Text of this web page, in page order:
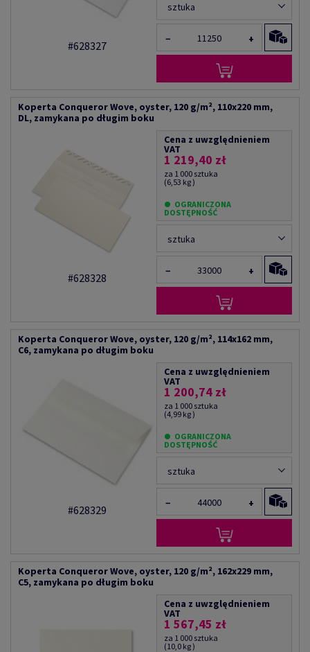
#628327
sztuka
− +
Koperta Conqueror Wove, oyster, 120 g/m², 110x220 mm,
DL, zamykana po długim boku
#628328
Cena z uwzględnieniem
VAT
1 219,40 zł
za 1 000 sztuka
(6,53 kg )
OGRANICZONA
DOSTĘPNOŚĆ
sztuka
− +
Koperta Conqueror Wove, oyster, 120 g/m², 114x162 mm,
C6, zamykana po długim boku
#628329
Cena z uwzględnieniem
VAT
1 200,74 zł
za 1 000 sztuka
(4,99 kg )
OGRANICZONA
DOSTĘPNOŚĆ
sztuka
− +
Koperta Conqueror Wove, oyster, 120 g/m², 162x229 mm,
C5, zamykana po długim boku
Cena z uwzględnieniem
VAT
1 567,45 zł
za 1 000 sztuka
(10,0 kg )